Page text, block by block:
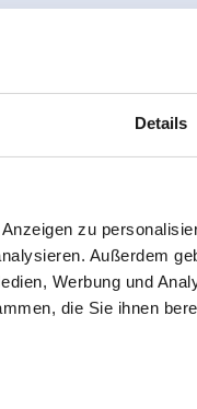
Details
zu
Außerdem
Werbung und
die Sie ihnen
back to